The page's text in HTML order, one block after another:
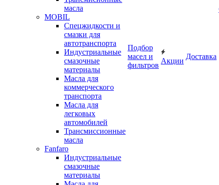
масла
MOBIL
Cпецжидкости и
смазки для
автотранспорта
Индустриальные
смазочные
материалы
Масла для
коммерческого
транспорта
Масла для
легковых
автомобилей
Трансмиссионные
масла
Fanfaro
Индустриальные
смазочные
материалы
Подбор
масел и
фильтров
Акции
Доставка